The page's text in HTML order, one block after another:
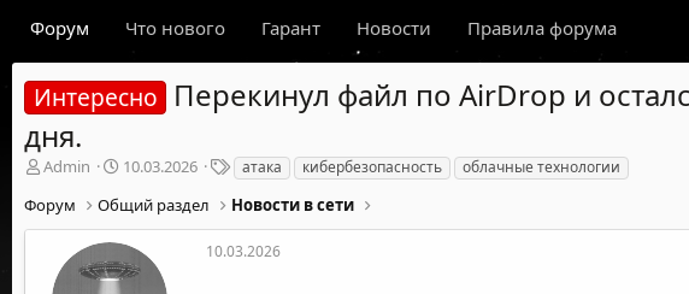
Форум Что нового Гарант Новости Правила форума
Интересно Перекинул файл по AirDrop и
дня.
А
т
о
Admin
Д
т
а
н
а
10.03.2026
Т
е
г
и
атака кибербезопасность облачные технологии
Форум Общий раздел Новости в сети
10.03.2026